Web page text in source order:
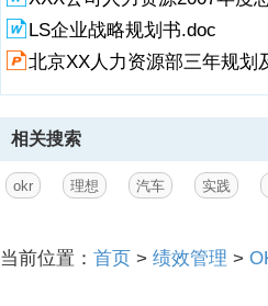
团队OKR目标管理工作法培
猜你喜欢
大型IT企业组织管理制度.doc
SWOT分析与生涯规划.ppt
TCL集团迈向国际化之人力资
XXX公司人力资源2010年工